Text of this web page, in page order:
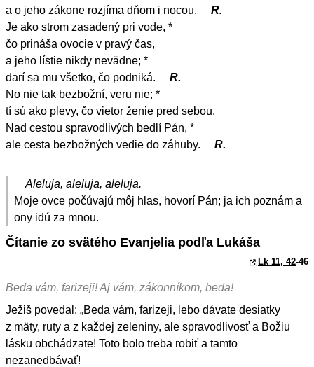
a o jeho zákone rozjíma dňom i nocou.
R.
Je ako strom zasadený pri vode, *
čo prináša ovocie v pravý čas,
a jeho lístie nikdy nevädne; *
darí sa mu všetko, čo podniká.
R.
No nie tak bezbožní, veru nie; *
tí sú ako plevy, čo vietor ženie pred sebou.
Nad cestou spravodlivých bedlí Pán, *
ale cesta bezbožných vedie do záhuby.
R.
Aleluja, aleluja, aleluja.
Moje ovce počúvajú môj hlas, hovorí Pán; ja ich poznám a
ony idú za mnou.
Čítanie zo svätého Evanjelia podľa Lukáša
Lk 11, 42-46
Beda vám, farizeji! Aj vám, zákonníkom, beda!
Ježiš povedal: „Beda vám, farizeji, lebo dávate desiatky
z mäty, ruty a z každej zeleniny, ale spravodlivosť a Božiu
lásku obchádzate! Toto bolo treba robiť a tamto
nezanedbávať!